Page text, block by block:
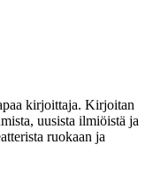
kirjoittaja. Kirjoitan
uusista ilmiöistä ja
ruokaan ja